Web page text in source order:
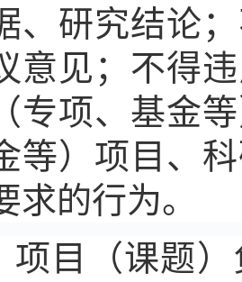
、研究结论
意见；不得
专项、基金
等）项目、
求的行为。
项目（课题